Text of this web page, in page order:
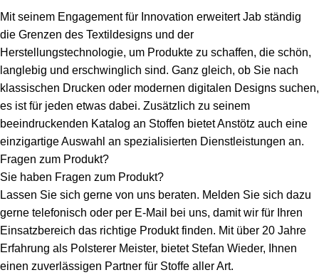
Mit seinem Engagement für Innovation erweitert Jab ständig
die Grenzen des Textildesigns und der
Herstellungstechnologie, um Produkte zu schaffen, die schön,
langlebig und erschwinglich sind. Ganz gleich, ob Sie nach
klassischen Drucken oder modernen digitalen Designs suchen,
es ist für jeden etwas dabei. Zusätzlich zu seinem
beeindruckenden Katalog an Stoffen bietet Anstötz auch eine
einzigartige Auswahl an spezialisierten Dienstleistungen an.
Fragen zum Produkt?
Sie haben Fragen zum Produkt?
Lassen Sie sich gerne von uns beraten. Melden Sie sich dazu
gerne telefonisch oder per E-Mail bei uns, damit wir für Ihren
Einsatzbereich das richtige Produkt finden. Mit über 20 Jahre
Erfahrung als Polsterer Meister, bietet Stefan Wieder, Ihnen
einen zuverlässigen Partner für Stoffe aller Art.